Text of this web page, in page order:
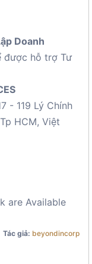
Doanh
được hỗ trợ Tư
- 119 Lý Chính
HCM, Việt
Available
Tác giả: beyondincorp